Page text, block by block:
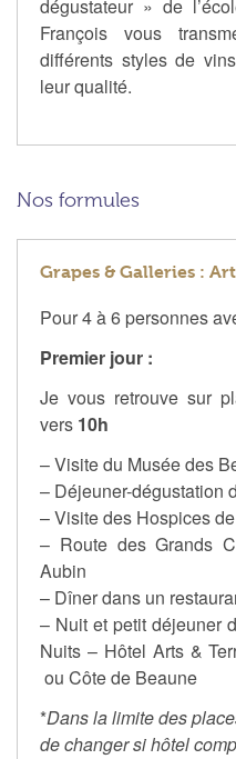
dégustateur » de
François vous
différents styles de
leur qualité.
Nos formules
Grapes & Galleries :
Pour 4 à 6 personnes
Premier jour :
Je vous retrouve sur
vers 10h
– Visite du Musée des
– Déjeuner-dégustation
– Visite des Hospices
– Route des Grands
Aubin
– Dîner dans un
– Nuit et petit déjeuner
Nuits – Hôtel Arts &
ou Côte de Beaune
*Dans la limite des
de changer si hôtel